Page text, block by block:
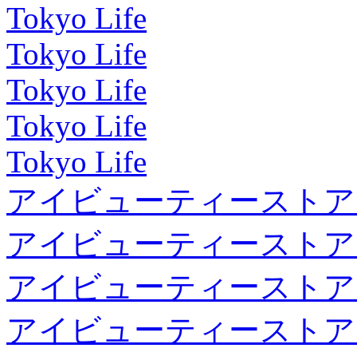
Tokyo Life
Tokyo Life
Tokyo Life
Tokyo Life
Tokyo Life
アイビューティースト
アイビューティースト
アイビューティースト
アイビューティースト